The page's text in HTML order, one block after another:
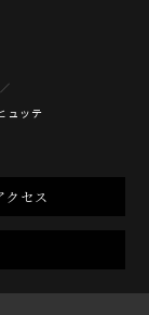
ュッテ
クセス